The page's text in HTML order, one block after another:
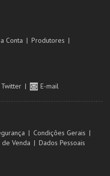
Conta
Produtores
Twitter E-mail
Condições Gerais
de Venda Dados Pessoais